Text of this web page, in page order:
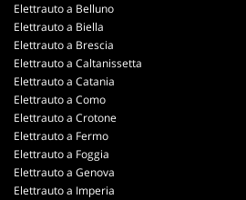
Elettrauto a Belluno
Elettrauto a Biella
Elettrauto a Brescia
Elettrauto a Caltanissetta
Elettrauto a Catania
Elettrauto a Como
Elettrauto a Crotone
Elettrauto a Fermo
Elettrauto a Foggia
Elettrauto a Genova
Elettrauto a Imperia